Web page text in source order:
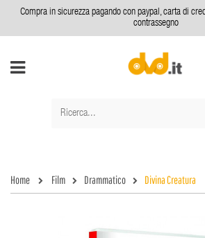
Compra in sicurezza pagando con paypal, carta di
contrassegno
Home Film Drammatico Divina Creatura